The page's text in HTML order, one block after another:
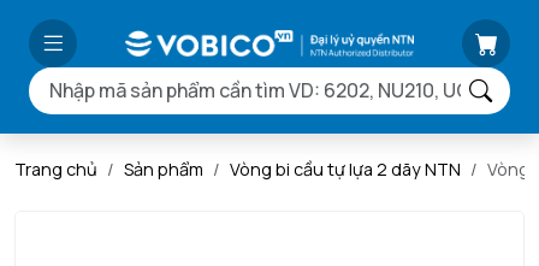
Trang chủ Sản phẩm Vòng bi cầu tự lựa 2 dãy NTN Vòng